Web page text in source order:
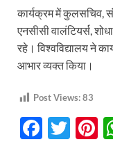
कार्यक्रम में कुलसचिव,
एनसीसी वालंटियर्स,
रहे। विश्वविद्यालय ने
आभार व्यक्त किया।
Post Views:83
F
T